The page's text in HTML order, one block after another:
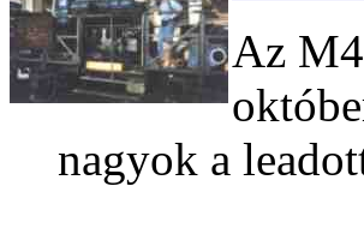
Az
nagyok a